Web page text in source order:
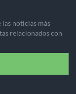
las noticias más
relacionados con